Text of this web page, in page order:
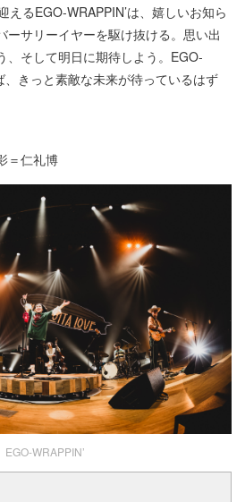
えるEGO-WRAPPIN’は、嬉しいお知ら
ーサリーイヤーを駆け抜ける。思い出
、そして明日に期待しよう。EGO-
、きっと素敵な未来が待っているはず
＝仁礼博
EGO-WRAPPIN’